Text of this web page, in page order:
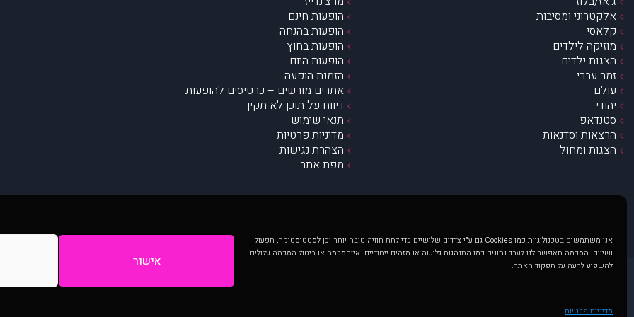
אנו משתמשים בטכנולוגיות כמו Cookies גם ע"י צדדים שלישיים כדי לתת חוויה טובה יותר וכן לסטטיסטיקה, תפעול
ושיווק. הסכמה תאפשר לנו לעבד נתונים כמו התנהגות גלישה או מזהים ייחודיים. אי־הסכמה או ביטול הסכמה עלולים
להשפיע לרעה על תפקוד האתר.
אישור
מדיניות פרטיות
אלקטרוני ומסיבות
קלאסי
מוזיקה לילדים
הצגות ילדים
זמר עברי
עולם
יהודי
סטנדאפ
הרצאות וסדנאות
הצגות ומחול
הופעות חינם
הופעות בהנחה
הופעות בחוץ
הופעות היום
הזמנת הופעה
אתרים מורשים – כרטיסים להופעות
דיווח על תוכן לא תקין
תנאי שימוש
מדיניות פרטיות
הצהרת נגישות
מפת אתר